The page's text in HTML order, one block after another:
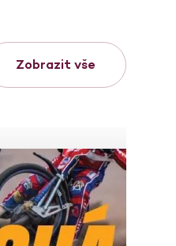
Zobrazit vše